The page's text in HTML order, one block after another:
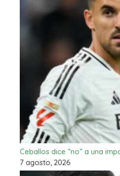
Ceballos dice “no” a una
7 agosto, 2026